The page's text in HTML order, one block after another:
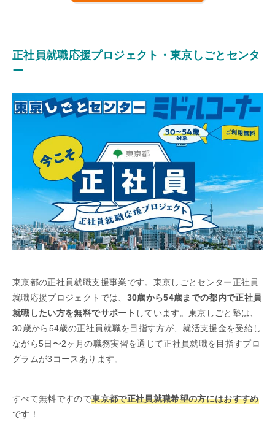
正社員就職応援プロジェクト・東京しごとセンタ
ー
東京都の正社員就職支援事業です。東京しごとセンター正社員
就職応援プロジェクトでは、 30歳から54歳までの都内で正社員
就職したい方を無料でサポート しています。東京しごと塾は、
30歳から54歳の正社員就職を目指す方が、就活支援金を受給し
ながら5日〜2ヶ月の職務実習を通じて正社員就職を目指すプロ
グラムが3コースあります。
すべて無料ですので東京都で正社員就職希望の方にはおすすめ
です！